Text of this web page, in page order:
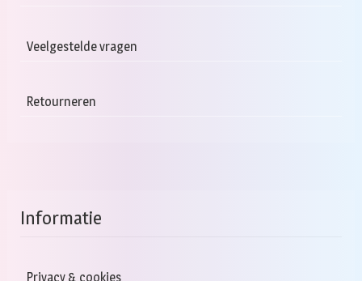
Veelgestelde vragen
Retourneren
Informatie
Privacy & cookies